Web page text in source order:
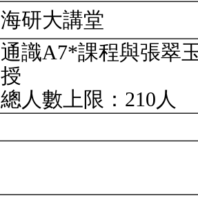
海研大講堂
通識A7*課程與張翠
授
總人數上限：210人